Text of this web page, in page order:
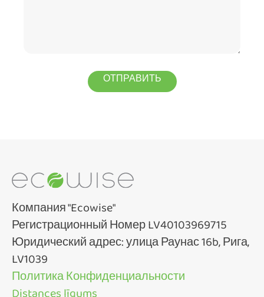
Компания "Ecowise"
Регистрационный Номер LV40103969715
Юридический адрес: улица Раунас 16b, Рига,
LV1039
Политика Конфиденциальности